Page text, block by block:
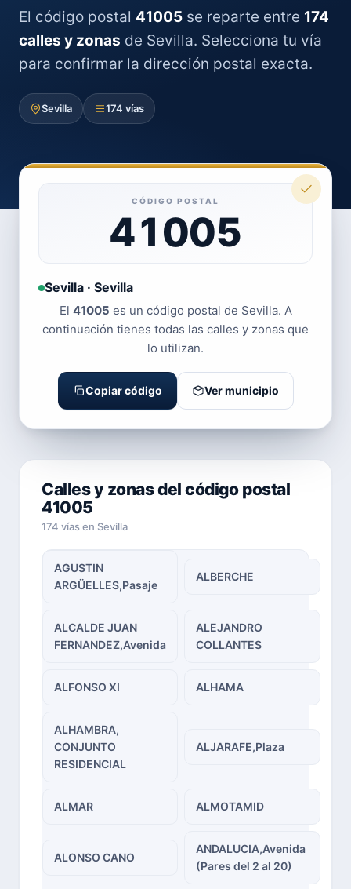
El código postal 41005 se reparte entre 174
calles y zonas de Sevilla. Selecciona tu vía
para confirmar la dirección postal exacta.
Sevilla 174 vías
CÓDIGO POSTAL
41005
Sevilla · Sevilla
El 41005 es un código postal de Sevilla. A
continuación tienes todas las calles y zonas que
lo utilizan.
Copiar código Ver municipio
Calles y zonas del código postal
41005
174 vías en Sevilla
AGUSTIN
ARGÜELLES,Pasaje
ALBERCHE
ALCALDE JUAN
FERNANDEZ,Avenida
ALEJANDRO
COLLANTES
ALFONSO XI ALHAMA
ALHAMBRA,
CONJUNTO
RESIDENCIAL
ALJARAFE,Plaza
ALMAR ALMOTAMID
ALONSO CANO
ANDALUCIA,Avenida
(Pares del 2 al 20)